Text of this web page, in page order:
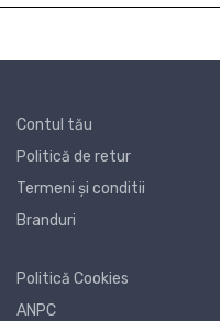
Contul tău
Politică de retur
Termeni și conditii
Branduri
Politică Cookies
ANPC